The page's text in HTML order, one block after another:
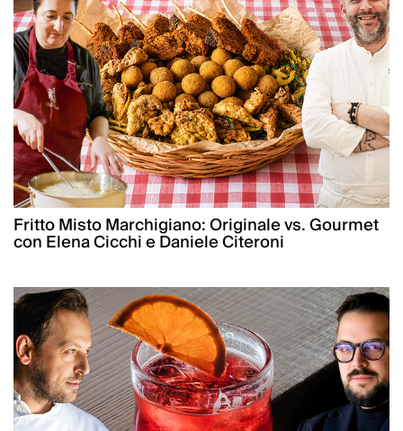
Fritto Misto Marchigiano: Originale vs. Gourmet
con Elena Cicchi e Daniele Citeroni